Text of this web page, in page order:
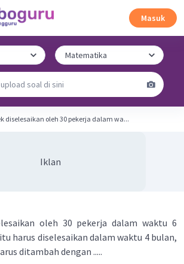
Masuk
diselesaikan oleh 30 pekerja dalam wa...
Iklan
oleh 30 pekerja dalam waktu 6
harus diselesaikan dalam waktu 4 bulan,
ditambah dengan .....